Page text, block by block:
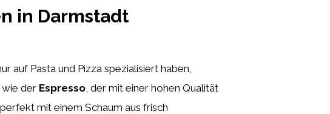
in Darmstadt
auf Pasta und Pizza spezialisiert haben,
wie der Espresso , der mit einer hohen Qualität
perfekt mit einem Schaum aus frisch